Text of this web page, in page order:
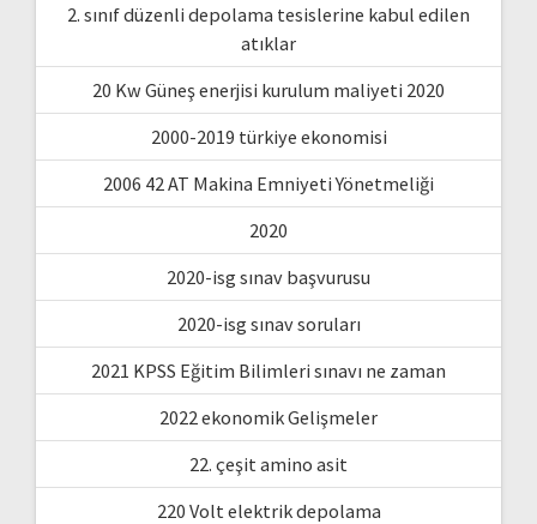
2. sınıf düzenli depolama tesislerine kabul edilen
atıklar
20 Kw Güneş enerjisi kurulum maliyeti 2020
2000-2019 türkiye ekonomisi
2006 42 AT Makina Emniyeti Yönetmeliği
2020
2020-isg sınav başvurusu
2020-isg sınav soruları
2021 KPSS Eğitim Bilimleri sınavı ne zaman
2022 ekonomik Gelişmeler
22. çeşit amino asit
220 Volt elektrik depolama